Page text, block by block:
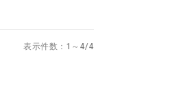
表示件数：1～4/4